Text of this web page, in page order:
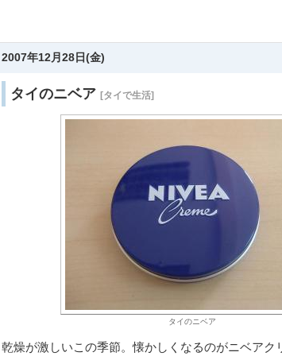
2007年12月28日(金)
タイのニベア [タイで生活]
タイのニベア
乾燥が激しいこの季節。懐かしくなるのがニベアク